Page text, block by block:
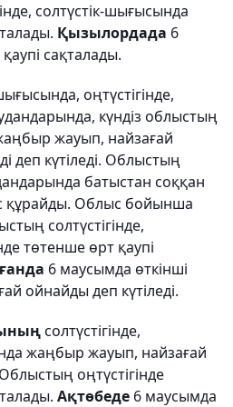
солтүстік-шығысында
Қызылордада 6
сақталады.
оңтүстігінде,
күндіз облыстың
жауып, найзағай
деп күтіледі. Облыстың
батыстан соққан
құрайды. Облыс бойынша
солтүстігінде,
төтенше өрт қаупі
6 маусымда өткінші
ойнайды деп күтіледі.
солтүстігінде,
жаңбыр жауып, найзағай
оңтүстігінде
Ақтөбеде 6 маусымда